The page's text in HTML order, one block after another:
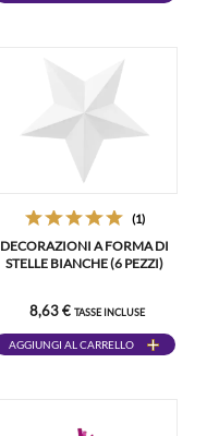
(1)
DECORAZIONI A FORMA DI
STELLE BIANCHE (6 PEZZI)
8,63 € TASSE INCLUSE
AGGIUNGI AL CARRELLO